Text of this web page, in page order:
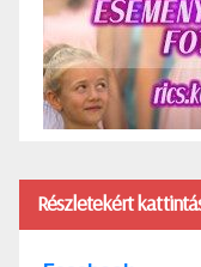
Részletekért